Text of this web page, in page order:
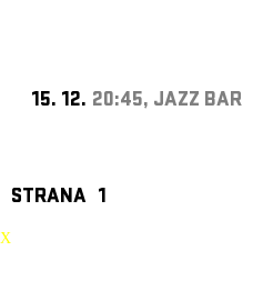
15. 12. 20:45, JAZZ BAR
STRANA 1
X